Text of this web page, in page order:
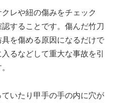
レや紐の傷みをチェック
することです。傷んだ竹刀
を傷める原因になるだけで
るなどして重大な事故を引
いたり甲手の手の内に穴が